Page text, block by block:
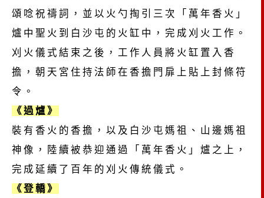
頌唸祝禱詞，並以火勺掏引三次「萬年香火」
爐中聖火到白沙屯的火缸中，完成刈火工作。
刈火儀式結束之後，工作人員將火缸置入香
擔，朝天宮住持法師在香擔門扉上貼上封條符
令。
《過爐》
裝有香火的香擔，以及白沙屯媽祖、山邊媽祖
神像，陸續被恭迎通過「萬年香火」爐之上，
完成延續了百年的刈火傳統儀式。
《登轎》